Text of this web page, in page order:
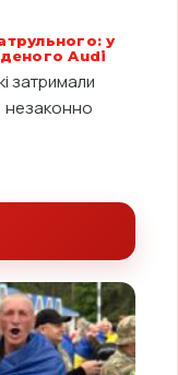
у
Audi
затримали
незаконно